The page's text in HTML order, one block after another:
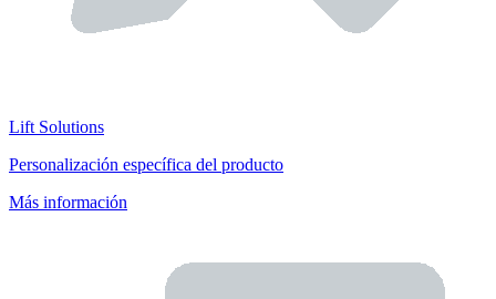
Lift Solutions
Personalización específica del producto
Más información